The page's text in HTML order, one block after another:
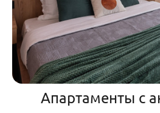
Апартаменты с